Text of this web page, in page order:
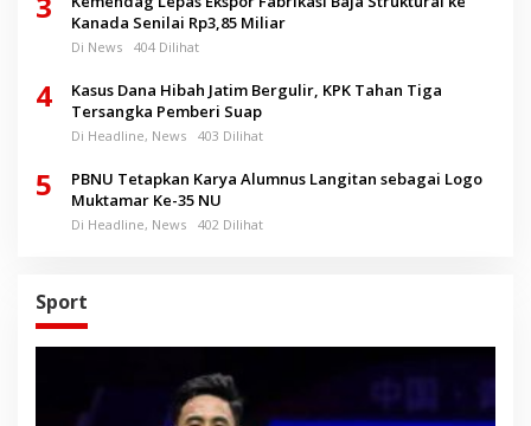
Kanada Senilai Rp3,85 Miliar
Di News 404 Dilihat
4
Kasus Dana Hibah Jatim Bergulir, KPK Tahan Tiga
Tersangka Pemberi Suap
Di Headline, News 403 Dilihat
5
PBNU Tetapkan Karya Alumnus Langitan sebagai Logo
Muktamar Ke-35 NU
Di Headline, News 402 Dilihat
Sport